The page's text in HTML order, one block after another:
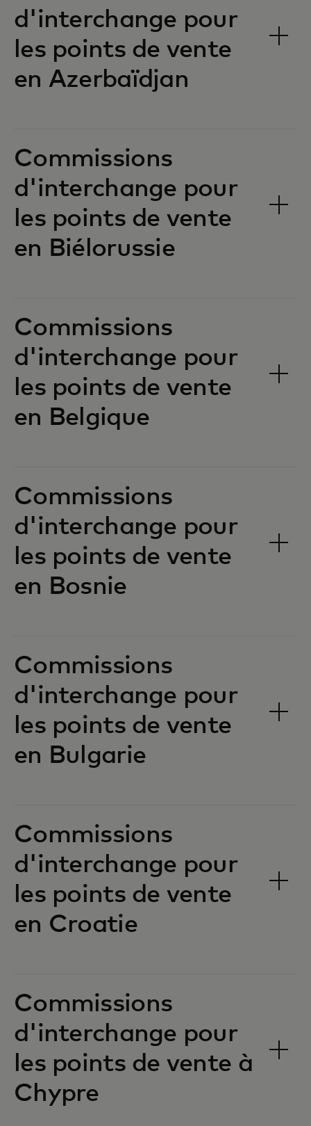
d'interchange pour
les points de vente
en Azerbaïdjan‎‎
Commissions
d'interchange pour
les points de vente
en Biélorussie‎‎
Commissions
d'interchange pour
les points de vente
en Belgique‎‎
Commissions
d'interchange pour
les points de vente
en Bosnie‎‎
Commissions
d'interchange pour
les points de vente
en Bulgarie‎‎
Commissions
d'interchange pour
les points de vente
en Croatie‎‎
Commissions
d'interchange pour
les points de vente à
Chypre‎‎